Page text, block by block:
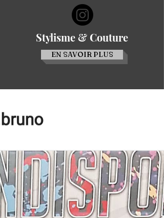
Stylisme & Couture
EN SAVOIR PLUS